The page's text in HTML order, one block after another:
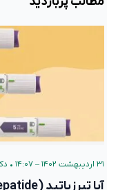
۳۱ اردیبهشت ۱۴۰۲ – ۱۴:۰۷ •